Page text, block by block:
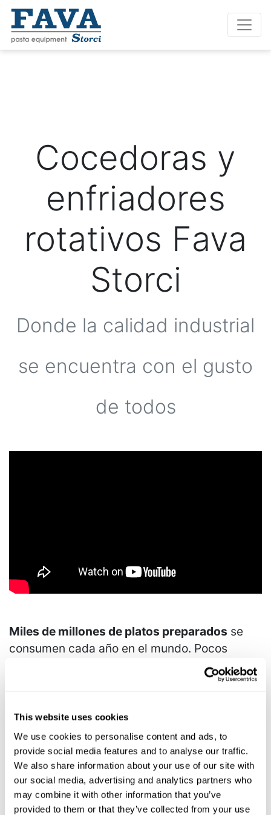
This website uses cookies
We use cookies to personalise content and ads, to
provide social media features and to analyse our traffic.
We also share information about your use of our site with
our social media, advertising and analytics partners who
may combine it with other information that you’ve
provided to them or that they’ve collected from your use
Cocedoras y
enfriadores
rotativos Fava
Storci
Donde la calidad industrial
se encuentra con el gusto
de todos
Miles de millones de platos preparados se
consumen cada año en el mundo. Pocos
Diseñamos las máquinas que hacen posible
todo esto — eficientes, precisas, fiables.
Fava Storci. El secreto que ninguna etiqueta
cuenta.
Más información: Cocedoras y enfriadores